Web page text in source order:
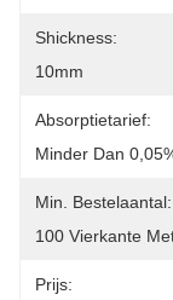
Shickness:
10mm
Absorptietarief:
Minder Dan
Min. Bestelaantal:
100 Vierkante
Prijs: